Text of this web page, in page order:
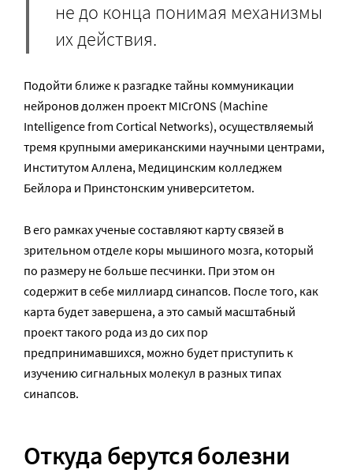
не до конца понимая механизмы
их действия.
Подойти ближе к разгадке тайны коммуникации
нейронов должен проект MICrONS (Machine
Intelligence from Cortical Networks), осуществляемый
тремя крупными американскими научными центрами,
Институтом Аллена, Медицинским колледжем
Бейлора и Принстонским университетом.
В его рамках ученые составляют карту связей в
зрительном отделе коры мышиного мозга, который
по размеру не больше песчинки. При этом он
содержит в себе миллиард синапсов. После того, как
карта будет завершена, а это самый масштабный
проект такого рода из до сих пор
предпринимавшихся, можно будет приступить к
изучению сигнальных молекул в разных типах
синапсов.
Откуда берутся болезни